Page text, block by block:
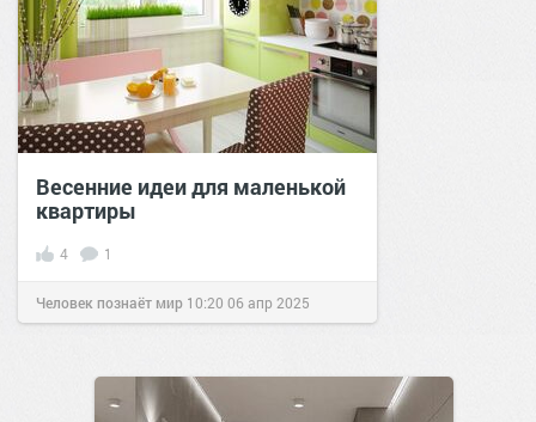
Весенние идеи для маленькой
квартиры
4 1
Человек познаёт мир 10:20 06 апр 2025